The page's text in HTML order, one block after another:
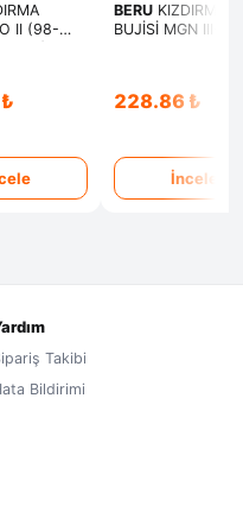
II (98-
BERU KIZDIRMA
BUJİSİ MGN III-
SANDERO 1.5DCI
228.86 ₺
İncele
Takibi
Bildirimi